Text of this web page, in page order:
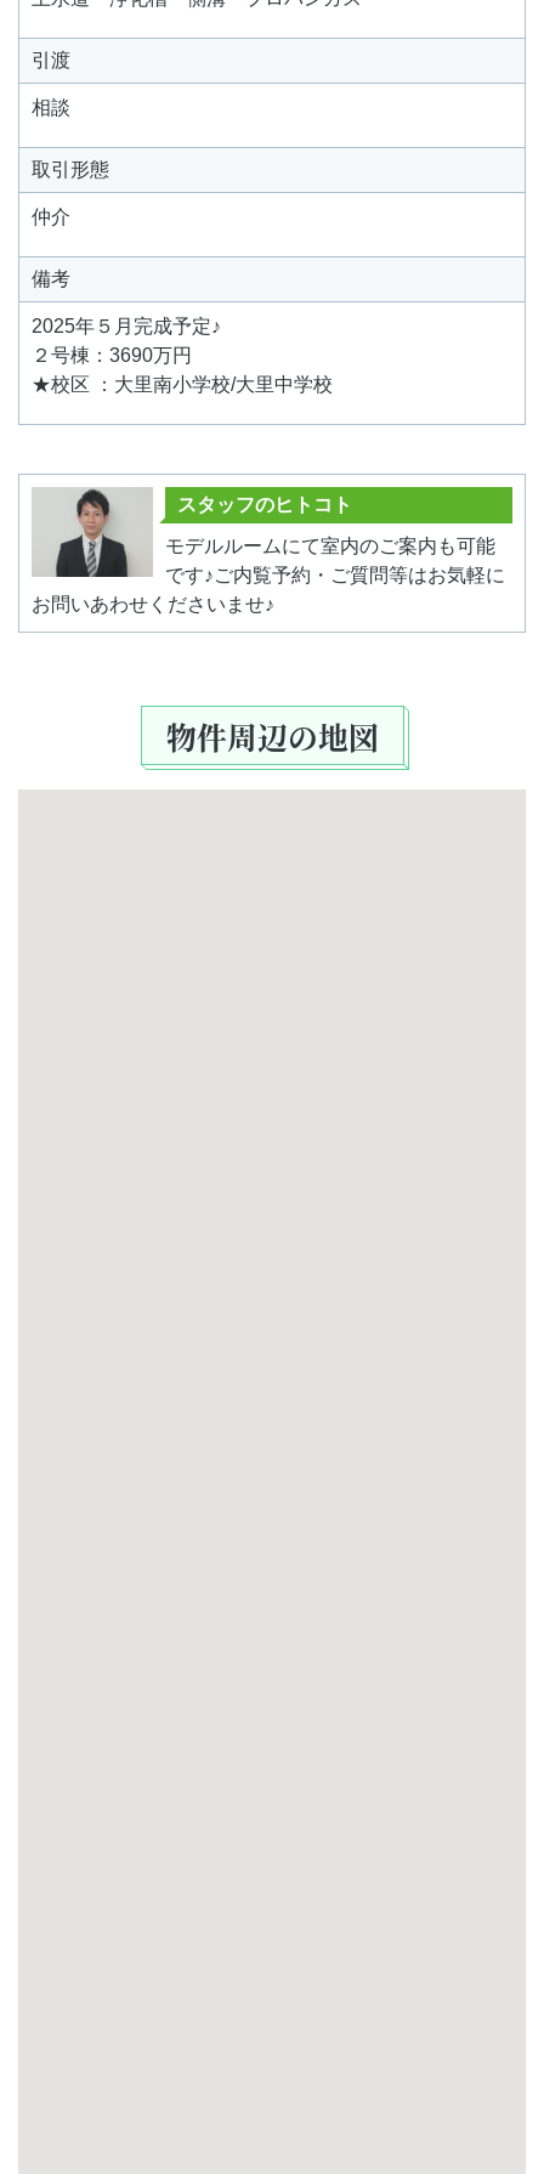
引渡
相談
取引形態
仲介
備考
2025年５月完成予定♪
２号棟：3690万円
★校区 ：大里南小学校/大里中学校
スタッフのヒトコト
モデルルームにて室内のご案内も可能
です♪ご内覧予約・ご質問等はお気軽に
お問いあわせくださいませ♪
物件周辺の地図